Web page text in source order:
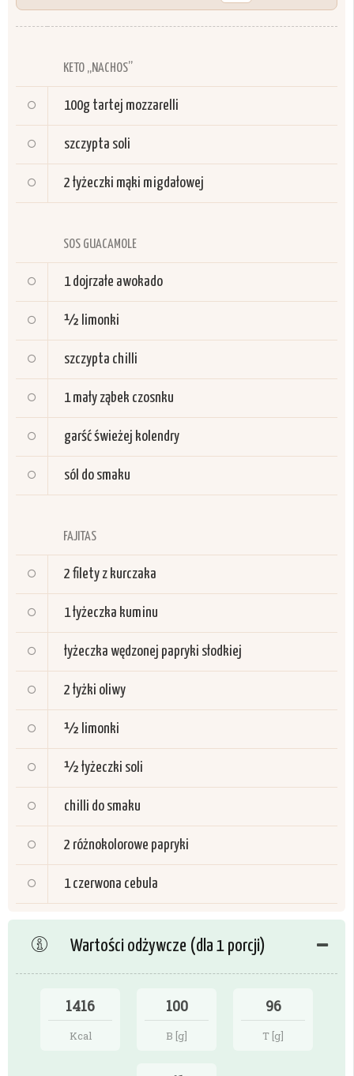
KETO „NACHOS”
100g tartej mozzarelli
szczypta soli
2 łyżeczki mąki migdałowej
SOS GUACAMOLE
1 dojrzałe awokado
½ limonki
szczypta chilli
1 mały ząbek czosnku
garść świeżej kolendry
sól do smaku
FAJITAS
2 filety z kurczaka
1łyżeczka kuminu
łyżeczka wędzonej papryki słodkiej
2 łyżki oliwy
½ limonki
½ łyżeczki soli
chilli do smaku
2 różnokolorowe papryki
1 czerwona cebula
Wartości odżywcze (dla 1 porcji)
1416
Kcal
100
B [g]
96
T [g]